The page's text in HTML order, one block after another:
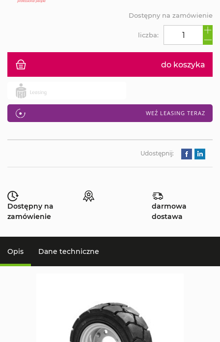
do koszyka
WEŹ LEASING TERAZ
liczba:
Dostępny na zamówienie
Udostępnij:
Dostępny na
zamówienie
darmowa
dostawa
Opis Dane techniczne